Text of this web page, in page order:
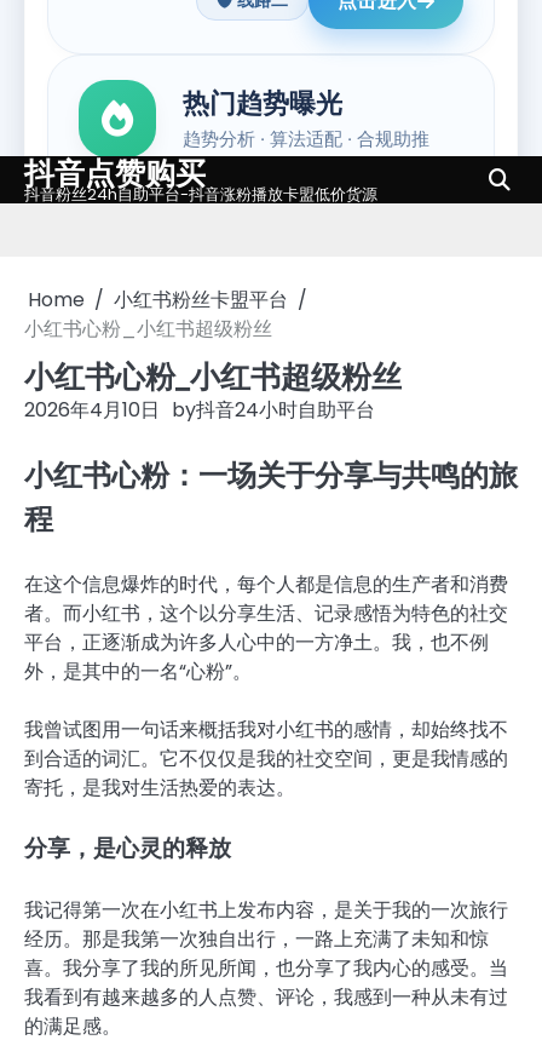
Skip
to
抖音点赞购买
抖音粉丝24h自助平台-抖音涨粉播放卡盟低价货源
Home
小红书粉丝卡盟平台
小红书心粉_小红书超级粉丝
小红书心粉_小红书超级粉丝
2026年4月10日 by抖音24小时自助平台
小红书心粉：一场关于分享与共鸣的旅
程
在这个信息爆炸的时代，每个人都是信息的生产者和消费
者。而小红书，这个以分享生活、记录感悟为特色的社交
平台，正逐渐成为许多人心中的一方净土。我，也不例
外，是其中的一名“心粉”。
我曾试图用一句话来概括我对小红书的感情，却始终找不
到合适的词汇。它不仅仅是我的社交空间，更是我情感的
寄托，是我对生活热爱的表达。
分享，是心灵的释放
我记得第一次在小红书上发布内容，是关于我的一次旅行
经历。那是我第一次独自出行，一路上充满了未知和惊
喜。我分享了我的所见所闻，也分享了我内心的感受。当
我看到有越来越多的人点赞、评论，我感到一种从未有过
的满足感。